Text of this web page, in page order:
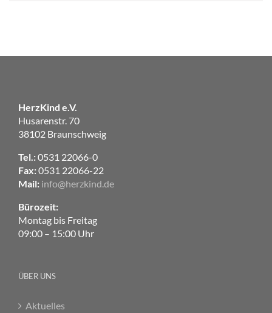
HerzKind e.V.
Husarenstr. 70
38102 Braunschweig
Tel.:0531 22066-0
Fax:0531 22066-22
Mail: info@herzkind.de
Bürozeit:
Montag bis Freitag
09:00 – 15:00 Uhr
ÜBER UNS
Aktuelles